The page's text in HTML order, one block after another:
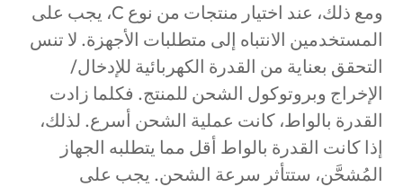
ومع ذلك، عند اختيار منتجات من نوع C، يجب على
المستخدمين الانتباه إلى متطلبات الأجهزة. لا تنس
التحقق بعناية من القدرة الكهربائية للإدخال/
الإخراج وبروتوكول الشحن للمنتج. فكلما زادت
القدرة بالواط، كانت عملية الشحن أسرع. لذلك،
إذا كانت القدرة بالواط أقل مما يتطلبه الجهاز
المُشحَّن، ستتأثر سرعة الشحن. يجب على